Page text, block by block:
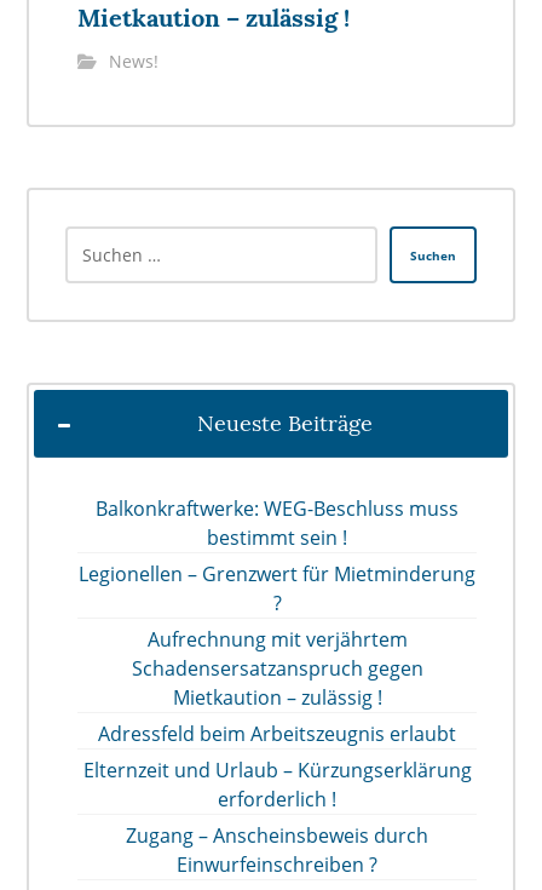
Mietkaution – zulässig !
News!
Suchen
Neueste Beiträge
Balkonkraftwerke: WEG-Beschluss muss
bestimmt sein !
Legionellen – Grenzwert für Mietminderung
?
Aufrechnung mit verjährtem
Schadensersatzanspruch gegen
Mietkaution – zulässig !
Adressfeld beim Arbeitszeugnis erlaubt
Elternzeit und Urlaub – Kürzungserklärung
erforderlich !
Zugang – Anscheinsbeweis durch
Einwurfeinschreiben ?